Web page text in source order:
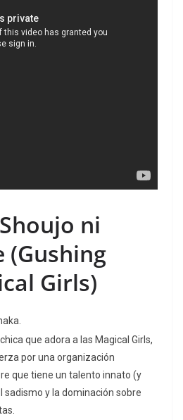
ni
(Gushing
Girls)
que adora a las Magical Girls,
por una organización
que tiene un talento innato (y
sadismo y la dominación sobre